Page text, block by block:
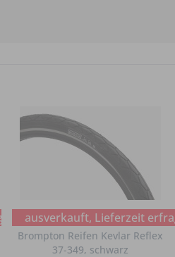
ausverkauft, Lieferzeit
Brompton Reifen Kevlar Reflex
37-349, schwarz